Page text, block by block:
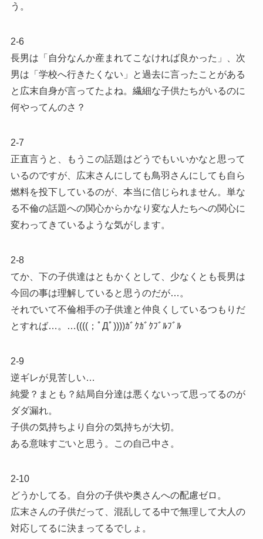
う。
2-6
長男は「自分なんか産まれてこなければ良かった」、次
男は「学校へ行きたくない」と過去に言ったことがある
と広末自身が言ってたよね。繊細な子供たちがいるのに
何やってんのさ？
2-7
正直言うと、もうこの話題はどうでもいいかなと思って
いるのですが、広末さんにしても鳥羽さんにしても自ら
燃料を投下しているのが、本当に信じられません。単な
る不倫の話題への関心からかなり変な人たちへの関心に
変わってきているような気がします。
2-8
てか、下の子供達はともかくとして、少なくとも長男は
今回の事は理解していると思うのだが…。
それでいて不倫相手の子供達と仲良くしているつもりだ
とすれば…。…((((；ﾟДﾟ))))ｶﾞｸｶﾞｸﾌﾞﾙﾌﾞﾙ
2-9
逆ギレが見苦しい…
純愛？まとも？結局自分達は悪くないって思ってるのが
ダダ漏れ。
子供の気持ちより自分の気持ちが大切。
ある意味すごいと思う。この自己中さ。
2-10
どうかしてる。自分の子供や奥さんへの配慮ゼロ。
広末さんの子供だって、混乱してる中で無理して大人の
対応してるに決まってるでしょ。